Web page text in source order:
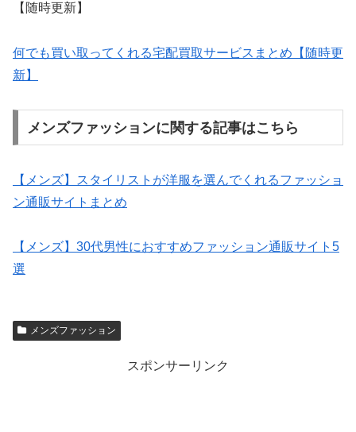
【随時更新】
何でも買い取ってくれる宅配買取サービスまとめ【随時更
新】
メンズファッションに関する記事はこちら
【メンズ】スタイリストが洋服を選んでくれるファッショ
ン通販サイトまとめ
【メンズ】30代男性におすすめファッション通販サイト5
選
メンズファッション
スポンサーリンク